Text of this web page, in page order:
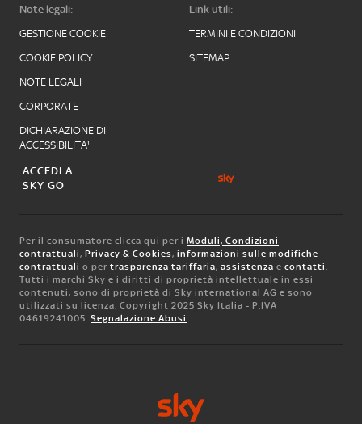
Note legali:
GESTIONE COOKIE
COOKIE POLICY
NOTE LEGALI
CORPORATE
DICHIARAZIONE DI
ACCESSIBILITA'
Link utili:
TERMINI E CONDIZIONI
SITEMAP
ACCEDI A
SKY GO
Per il consumatore clicca qui per i Moduli, Condizioni
contrattuali, Privacy & Cookies, informazioni sulle modifiche
contrattuali o per trasparenza tariffaria, assistenza e contatti.
Tutti i marchi Sky e i diritti di proprietà intellettuale in essi
contenuti, sono di proprietà di Sky international AG e sono
utilizzati su licenza. Copyright 2025 Sky Italia - P.IVA
04619241005. Segnalazione Abusi